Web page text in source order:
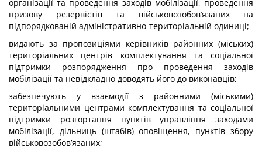
організації та проведення заходів мобілізації, проведення
призову резервістів та військовозобов’язаних на
підпорядкованій адміністративно-територіальній одиниці;
видають за пропозиціями керівників районних (міських)
територіальних центрів комплектування та соціальної
підтримки розпорядження про проведення заходів
мобілізації та невідкладно доводять його до виконавців;
забезпечують у взаємодії з районними (міськими)
територіальними центрами комплектування та соціальної
підтримки розгортання пунктів управління заходами
мобілізації, дільниць (штабів) оповіщення, пунктів збору
військовозобов’язаних;